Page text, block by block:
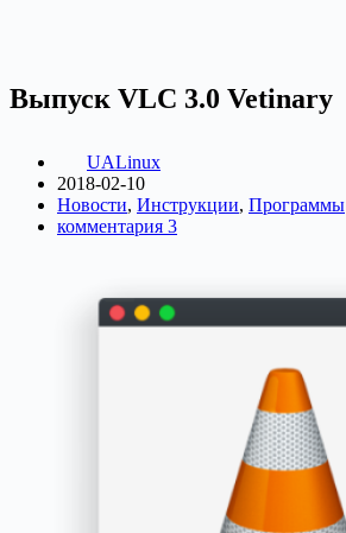
Выпуск VLC 3.0 Vetinary
UALinux
2018-02-10
Новости, Инструкции, Программы
комментария 3